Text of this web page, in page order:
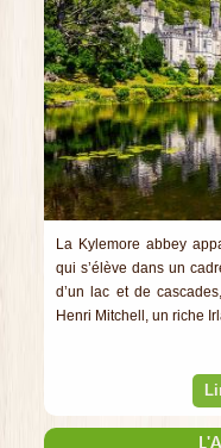
La Kylemore abbey
qui s’élève dans un
d’un lac et de
Henri Mitchell, un riche